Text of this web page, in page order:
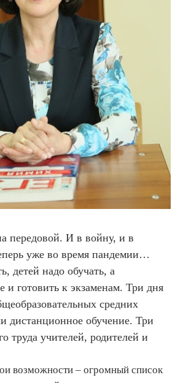
передовой. И в войну, и в
уже во время пандемии…
детей надо обучать, а
и готовить к экзаменам. Три дня
средних
дистанционное обучение. Три
труда учителей, родителей и
возможности – огромный список